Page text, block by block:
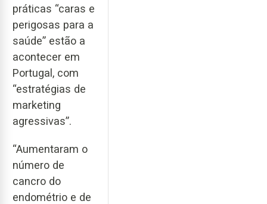
práticas “caras e
perigosas para a
saúde” estão a
acontecer em
Portugal, com
“estratégias de
marketing
agressivas”.
“Aumentaram o
número de
cancro do
endométrio e de